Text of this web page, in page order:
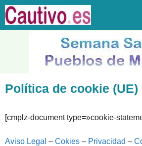
Saltar
al
contenido
Política de cookie (UE)
[cmplz-document type=»cookie-
Aviso Legal – Cokies – Privacidad –